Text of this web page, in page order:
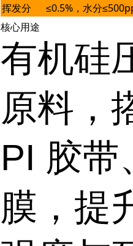
挥发分
≤0.5%，水分
核心用途
有机硅
原料，
PI 胶带
膜，提